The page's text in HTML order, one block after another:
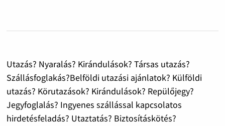
Utazás? Nyaralás? Kirándulások? Társas utazás?
Szállásfoglakás?Belföldi utazási ajánlatok? Külföldi
utazás? Körutazások? Kirándulások? Repülőjegy?
Jegyfoglalás? Ingyenes szállással kapcsolatos
hirdetésfeladás? Utaztatás? Biztosításkötés?